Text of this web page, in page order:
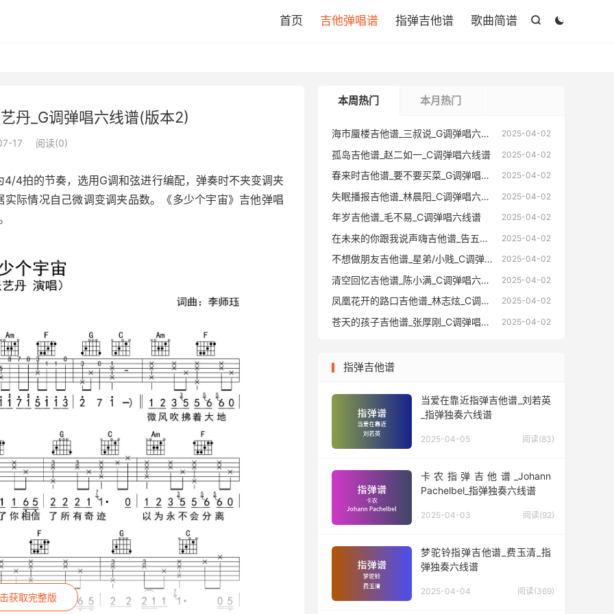


首页 吉他弹唱谱 指弹吉他谱 歌曲简谱
丹_G调弹唱六线谱(版本2)
17 阅读(0)
4拍的节奏，选用G调和弦进行编配，弹奏时不夹变调夹
际情况自己微调变调夹品数。《多少个宇宙》吉他弹唱
获取完整版
本周热门 本月热门
2025-04-02
海市蜃楼吉他谱_三叔说_G调弹唱六线谱
2025-04-02
孤岛吉他谱_赵二如一_C调弹唱六线谱
2025-04-02
春来时吉他谱_要不要买菜_G调弹唱六线谱
2025-04-02
失眠播报吉他谱_林晨阳_C调弹唱六线谱
2025-04-02
年岁吉他谱_毛不易_C调弹唱六线谱
2025-04-02
在未来的你跟我说声嗨吉他谱_告五人_C调弹唱六线谱
2025-04-02
不想做朋友吉他谱_星弟/小贱_C调弹唱六线谱
2025-04-02
清空回忆吉他谱_陈小满_C调弹唱六线谱
2025-04-02
凤凰花开的路口吉他谱_林志炫_C调弹唱六线谱
2025-04-02
苍天的孩子吉他谱_张厚刚_C调弹唱六线谱
指弹吉他谱
当爱在靠近指弹吉他谱_刘若英
_指弹独奏六线谱
2025-04-05 阅读(83)
卡农指弹吉他谱_Johann
Pachelbel_指弹独奏六线谱
2025-04-03 阅读(92)
梦驼铃指弹吉他谱_费玉清_指
弹独奏六线谱
2025-04-04 阅读(369)